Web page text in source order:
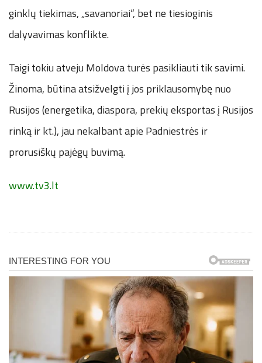
ginklų tiekimas, „savanoriai“, bet ne tiesioginis
dalyvavimas konflikte.
Taigi tokiu atveju Moldova turės pasikliauti tik savimi.
Žinoma, būtina atsižvelgti į jos priklausomybę nuo
Rusijos (energetika, diaspora, prekių eksportas į Rusijos
rinką ir kt.), jau nekalbant apie Padniestrės ir
prorusiškų pajėgų buvimą.
www.tv3.lt